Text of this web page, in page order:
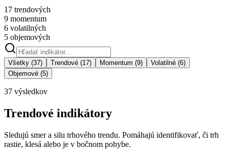
17 trendových
9 momentum
6 volatilných
5 objemových
Všetky (37) Trendové (17) Momentum (9)
Volatilné (6)
Objemové (5)
37 výsledkov
Trendové indikátory
Sledujú smer a silu trhového trendu. Pomáhajú identifikovať, či trh
rastie, klesá alebo je v bočnom pohybe.